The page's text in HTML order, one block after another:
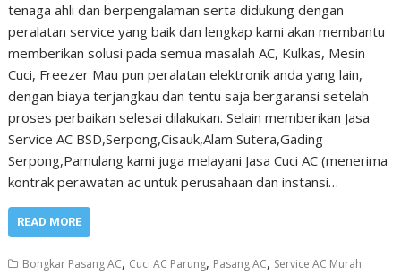
tenaga ahli dan berpengalaman serta didukung dengan
peralatan service yang baik dan lengkap kami akan membantu
memberikan solusi pada semua masalah AC, Kulkas, Mesin
Cuci, Freezer Mau pun peralatan elektronik anda yang lain,
dengan biaya terjangkau dan tentu saja bergaransi setelah
proses perbaikan selesai dilakukan. Selain memberikan Jasa
Service AC BSD,Serpong,Cisauk,Alam Sutera,Gading
Serpong,Pamulang kami juga melayani Jasa Cuci AC (menerima
kontrak perawatan ac untuk perusahaan dan instansi…
READ MORE
Bongkar Pasang AC, Cuci AC Parung, Pasang AC, Service AC Murah